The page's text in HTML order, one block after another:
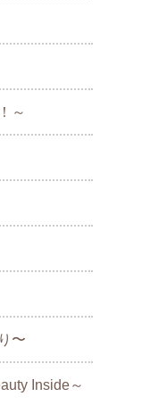
～
〜
Inside～